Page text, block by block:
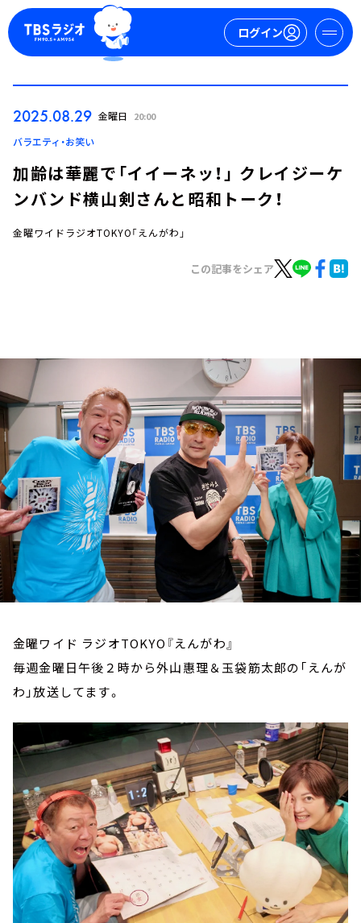
ログイン
ログイン
イベント・グッズ
YouTube
会社情報
2025.08.29 金曜日 20:00
バラエティ・お笑い
加齢は華麗で「イイーネッ！」 クレイジーケ
ンバンド横山剣さんと昭和トーク！
金曜ワイドラジオTOKYO「えんがわ」
この記事をシェア
金曜ワイド ラジオTOKYO『えんがわ』
毎週金曜日午後２時から外山惠理＆玉袋筋太郎の「えんが
わ」放送してます。